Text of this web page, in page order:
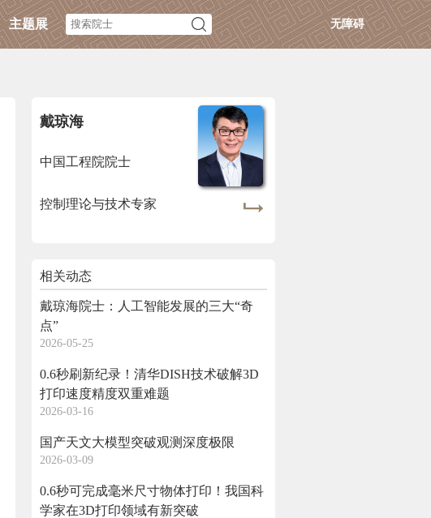
主题展 无障碍
戴琼海
中国工程院院士
控制理论与技术专家
相关动态
戴琼海院士：人工智能发展的三大“奇
点”
2026-05-25
0.6秒刷新纪录！清华DISH技术破解3D
打印速度精度双重难题
2026-03-16
国产天文大模型突破观测深度极限
2026-03-09
0.6秒可完成毫米尺寸物体打印！我国科
学家在3D打印领域有新突破